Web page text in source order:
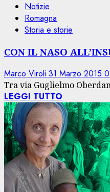
Notizie
Romagna
Storia e storie
CON IL NASO
Marco Viroli 31 Marzo 2015 0
Tra via Guglielmo
LEGGI TUTTO